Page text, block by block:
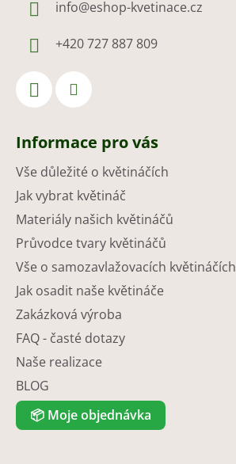
info@eshop-kvetinace.cz
+420 727 887 809
Informace pro vás
Vše důležité o květináčích
Jak vybrat květináč
Materiály našich květináčů
Průvodce tvary květináčů
Vše o samozavlažovacích květináčích
Jak osadit naše květináče
Zakázková výroba
FAQ - časté dotazy
Naše realizace
BLOG
📦 Moje objednávka